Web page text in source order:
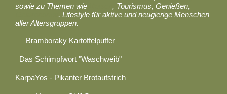
sowie zu Themen wie
, Tourismus, Genießen,
, Lifestyle für aktive und neugierige Menschen
aller Altersgruppen.
Bramboraky Kartoffelpuffer
Das Schimpfwort "Waschweib"
KarpaYos - Pikanter Brotaufstrich